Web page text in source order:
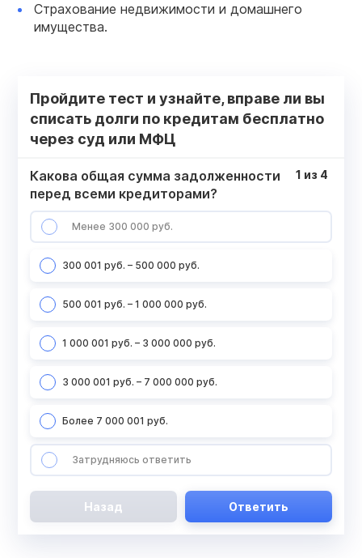
Страхование недвижимости и домашнего
имущества.
Пройдите тест и узнайте, вправе ли вы
списать долги по кредитам бесплатно
через суд или МФЦ
Какова общая сумма задолженности
перед всеми кредиторами?
Менее 300 000 руб.
300 001 руб. – 500 000 руб.
500 001 руб. – 1 000 000 руб.
1 000 001 руб. – 3 000 000 руб.
3 000 001 руб. – 7 000 000 руб.
Более 7 000 001 руб.
Затрудняюсь ответить
1 из 4
Назад Ответить